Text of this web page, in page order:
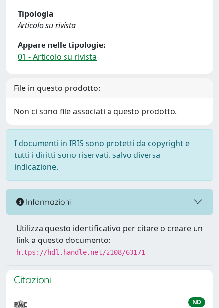
Tipologia
Articolo su rivista
Appare nelle tipologie:
01 - Articolo su rivista
File in questo prodotto:
Non ci sono file associati a questo prodotto.
I documenti in IRIS sono protetti da copyright e
tutti i diritti sono riservati, salvo diversa
indicazione.
Informazioni
Utilizza questo identificativo per citare o creare un
link a questo documento:
https://hdl.handle.net/2108/63171
Citazioni
ND